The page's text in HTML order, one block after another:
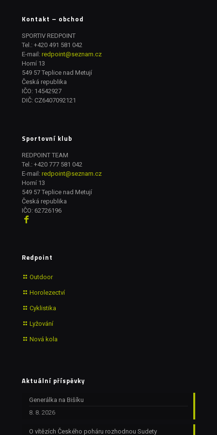
Kontakt – obchod
SPORTIV REDPOINT
Tel.: +420 491 581 042
E-mail: redpoint@seznam.cz
Horní 13
549 57 Teplice nad Metují
Česká republika
IČO: 14542927
DIČ: CZ6407092121
Sportovní klub
REDPOINT TEAM
Tel.: +420 777 581 042
E-mail: redpoint@seznam.cz
Horní 13
549 57 Teplice nad Metují
Česká republika
IČO: 62726196
Redpoint
Outdoor
Horolezectví
Cyklistika
Lyžování
Nová kola
Aktuální příspěvky
Generálka na Bišíku
8. 8. 2026
O vítězích Českého poháru rozhodnou Sudety